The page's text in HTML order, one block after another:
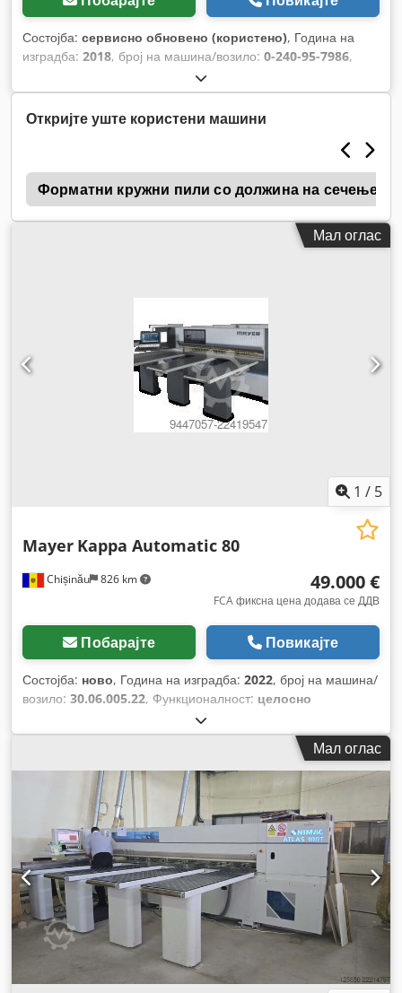
Состојба: сервисно обновено (користено), Година на
изградба: 2018, број на машина/возило: 0-240-95-7986,
Откријте уште користени машини
Форматни кружни пили со должина на сечење
Мал оглас
1 / 5
Chișinău 826 km
Mayer Kappa Automatic 80
49.000 €
FCA фиксна цена додава се ДДВ
Побарајте Повикајте
Состојба: ново, Година на изградба: 2022, број на машина/
возило: 30.06.005.22, Функционалност: целосно
19 kW (25,83 коњски сили)
напон:400 V, максимална ширина на сечење:4.300 мм,
, Опрема:Ознака
CE, брзина на вртење со бесконечно варирање,
дозатор, документација / прирачник, заштитен штит за
Мал оглас